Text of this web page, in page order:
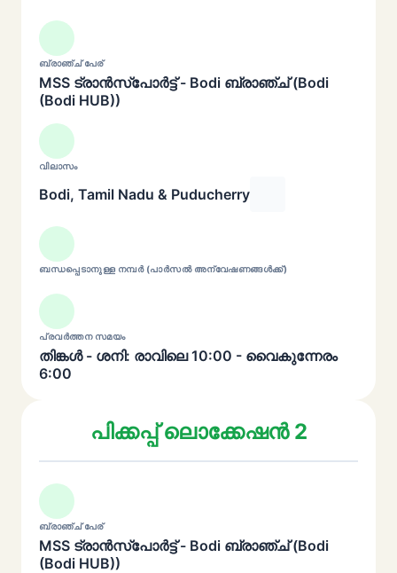
ബ്രാഞ്ച് പേര്
MSS ട്രാൻസ്പോർട്ട് - Bodi ബ്രാഞ്ച് (Bodi
(Bodi HUB))
വിലാസം
Bodi, Tamil Nadu & Puducherry
ബന്ധപ്പെടാനുള്ള നമ്പർ (പാർസൽ അന്വേഷണങ്ങൾക്ക്)
പ്രവർത്തന സമയം
തിങ്കൾ - ശനി: രാവിലെ 10:00 - വൈകുന്നേരം
6:00
പിക്കപ്പ് ലൊക്കേഷൻ 2
ബ്രാഞ്ച് പേര്
MSS ട്രാൻസ്പോർട്ട് - Bodi ബ്രാഞ്ച് (Bodi
(Bodi HUB))